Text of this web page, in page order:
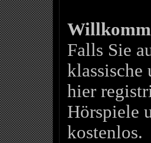
Falls Sie
klassische
hier
Hörspiele
kostenlos.